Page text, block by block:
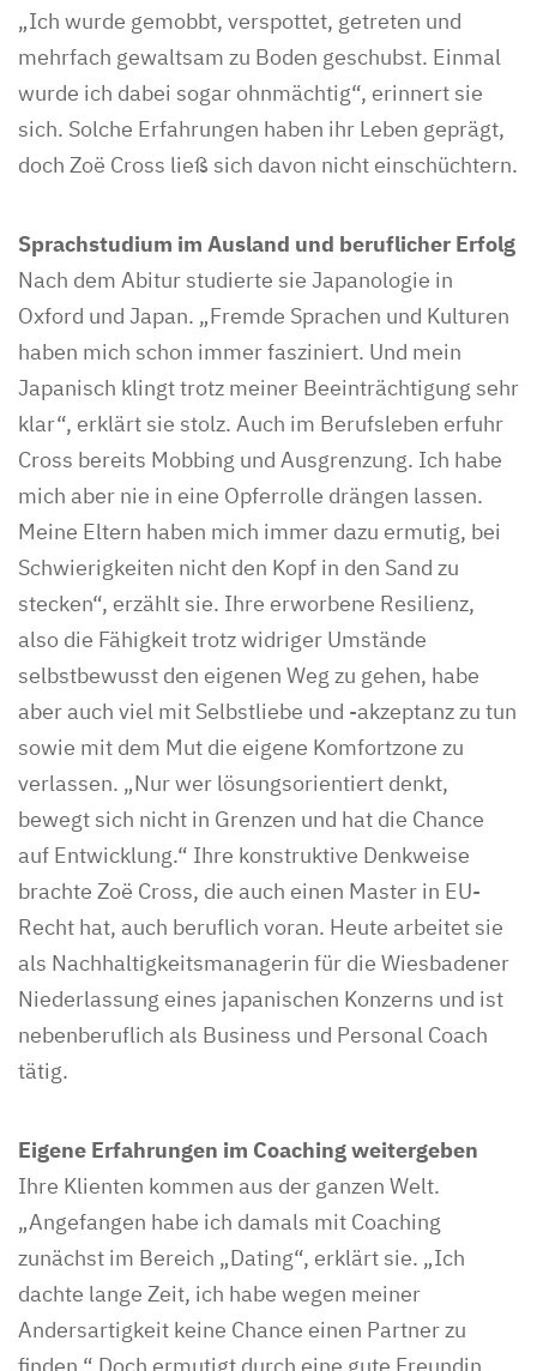
„Ich wurde gemobbt, verspottet, getreten und
mehrfach gewaltsam zu Boden geschubst. Einmal
wurde ich dabei sogar ohnmächtig“, erinnert sie
sich. Solche Erfahrungen haben ihr Leben geprägt,
doch Zoë Cross ließ sich davon nicht einschüchtern.
Sprachstudium im Ausland und beruflicher Erfolg
Nach dem Abitur studierte sie Japanologie in
Oxford und Japan. „Fremde Sprachen und Kulturen
haben mich schon immer fasziniert. Und mein
Japanisch klingt trotz meiner Beeinträchtigung sehr
klar“, erklärt sie stolz. Auch im Berufsleben erfuhr
Cross bereits Mobbing und Ausgrenzung. Ich habe
mich aber nie in eine Opferrolle drängen lassen.
Meine Eltern haben mich immer dazu ermutig, bei
Schwierigkeiten nicht den Kopf in den Sand zu
stecken“, erzählt sie. Ihre erworbene Resilienz,
also die Fähigkeit trotz widriger Umstände
selbstbewusst den eigenen Weg zu gehen, habe
aber auch viel mit Selbstliebe und -akzeptanz zu tun
sowie mit dem Mut die eigene Komfortzone zu
verlassen. „Nur wer lösungsorientiert denkt,
bewegt sich nicht in Grenzen und hat die Chance
auf Entwicklung.“ Ihre konstruktive Denkweise
brachte Zoë Cross, die auch einen Master in EU-
Recht hat, auch beruflich voran. Heute arbeitet sie
als Nachhaltigkeitsmanagerin für die Wiesbadener
Niederlassung eines japanischen Konzerns und ist
nebenberuflich als Business und Personal Coach
tätig.
Eigene Erfahrungen im Coaching weitergeben
Ihre Klienten kommen aus der ganzen Welt.
„Angefangen habe ich damals mit Coaching
zunächst im Bereich „Dating“, erklärt sie. „Ich
dachte lange Zeit, ich habe wegen meiner
Andersartigkeit keine Chance einen Partner zu
finden.“ Doch ermutigt durch eine gute Freundin,